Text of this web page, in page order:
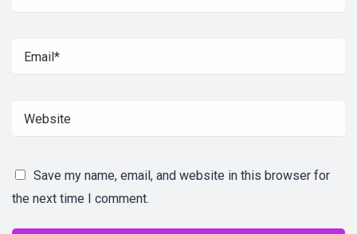
Save my name, email, and website in this browser for
the next time I comment.